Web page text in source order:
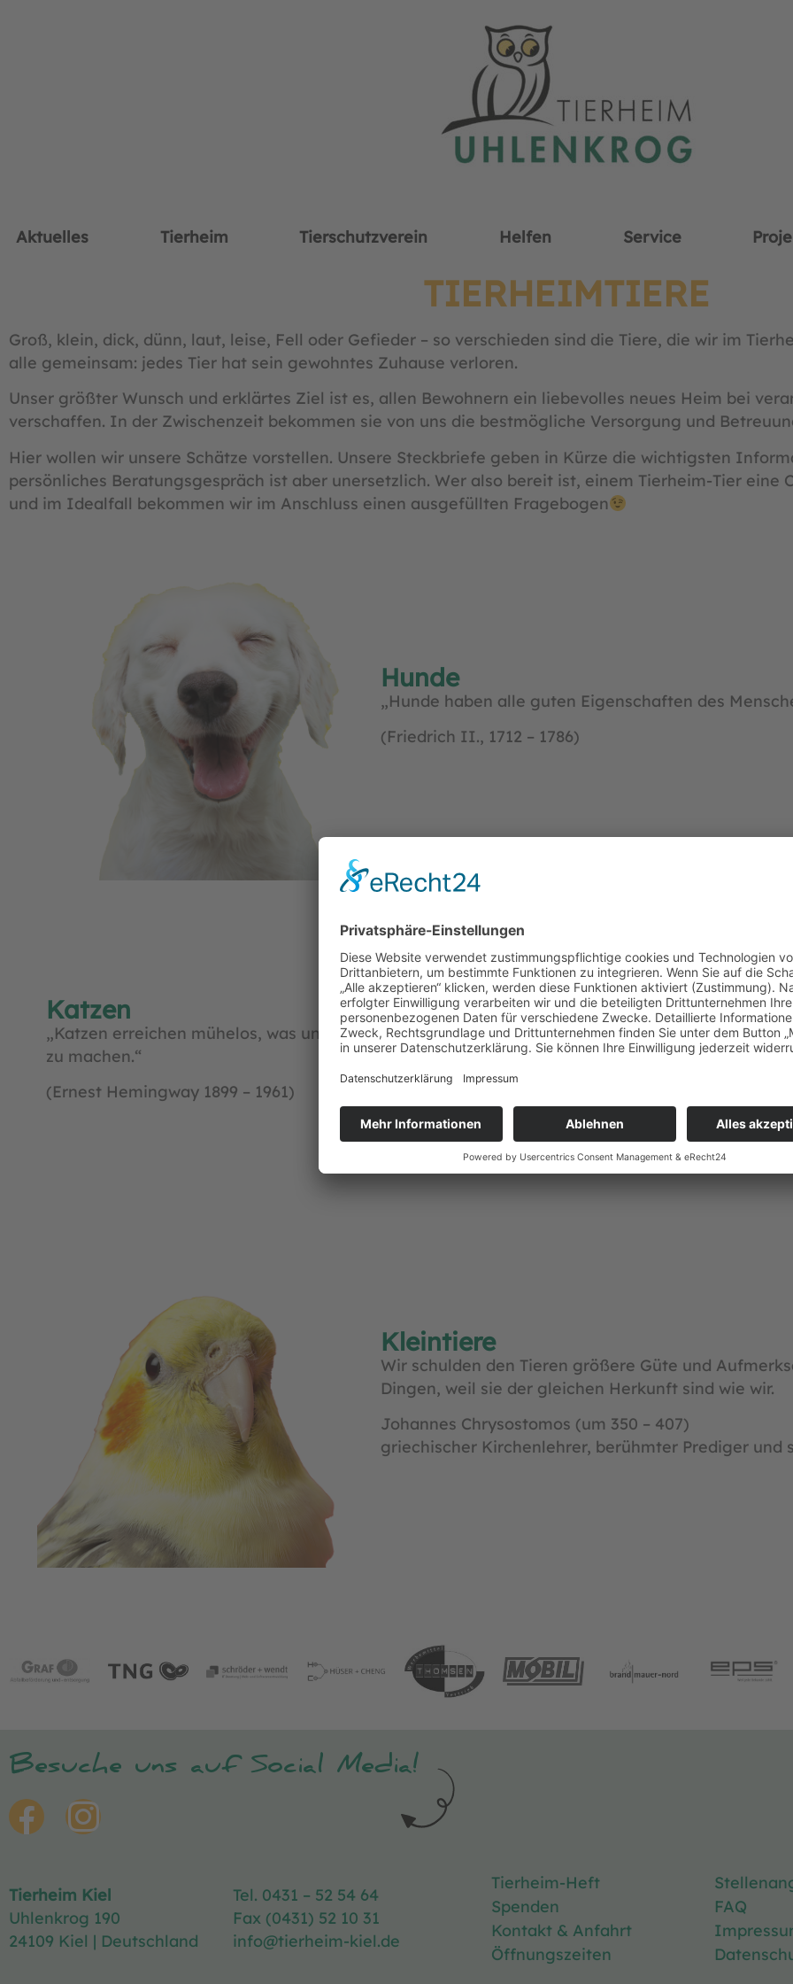
Aktuelles Tierheim Tierschutzverein Helfen Service
TIERHEIMTIERE
Groß, klein, dick, dünn, laut, leise, Fell oder Gefieder – so verschieden sind die Tiere, die wir im
alle gemeinsam: jedes Tier hat sein gewohntes Zuhause verloren.
Unser größter Wunsch und erklärtes Ziel ist es, allen Bewohnern ein liebevolles neues Heim bei
verschaffen. In der Zwischenzeit bekommen sie von uns die bestmögliche Versorgung und
Hier wollen wir unsere Schätze vorstellen. Unsere Steckbriefe geben in Kürze die wichtigsten
persönliches Beratungsgespräch ist aber unersetzlich. Wer also bereit ist, einem Tierheim-Tier eine
und im Idealfall bekommen wir im Anschluss einen ausgefüllten Fragebogen
Hunde
„Hunde haben alle guten Eigenschaften des
(Friedrich II., 1712 – 1786)
Katzen
„Katzen erreichen mühelos, was uns Menschen versagt bleibt: durchs Leben zu gehen, ohne
zu machen.“
(Ernest Hemingway 1899 – 1961)
Kleintiere
Wir schulden den Tieren größere Güte und
Dingen, weil sie der gleichen Herkunft sind wie wir.
Johannes Chrysostomos (um 350 – 407)
griechischer Kirchenlehrer, berühmter Prediger und
Besuche uns auf Social Media!
Tierheim Kiel
Uhlenkrog 190
24109 Kiel | Deutschland
Tel. 0431 – 52 54 64
Fax (0431) 52 10 31
info@tierheim-kiel.de
Tierheim-Heft
Spenden
Kontakt & Anfahrt
Öffnungszeiten
FAQ